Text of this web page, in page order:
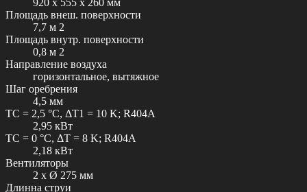
920 x 555 x 260 мм
Площадь внеш. поверхности
7,7 м 2
Площадь внутр. поверхности
0,8 м 2
Направление воздуха
горизонтальное, вытяжное
Шаг оребрения
4,5 мм
TC = 2,5 °C, ΔT1 = 10 K; R404A
2,95 кВт
TC = 0 °C, ΔT = 8 K; R404A
2,18 кВт
Вентиляторы
2 x Ø 275 мм
Длинна струи